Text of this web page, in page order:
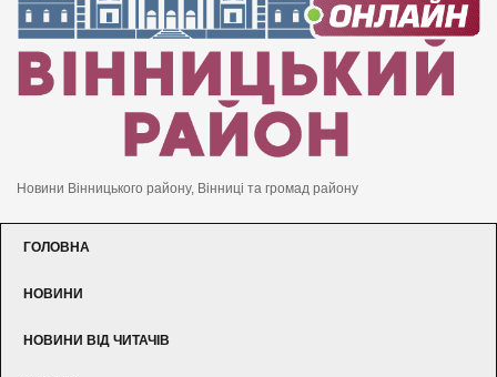
Новини Вінницького району, Вінниці та громад району
ГОЛОВНА
НОВИНИ
НОВИНИ ВІД ЧИТАЧІВ